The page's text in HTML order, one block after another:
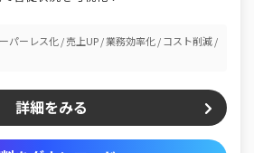
パーレス化 売上UP 業務効率化 コスト削減
詳細をみる